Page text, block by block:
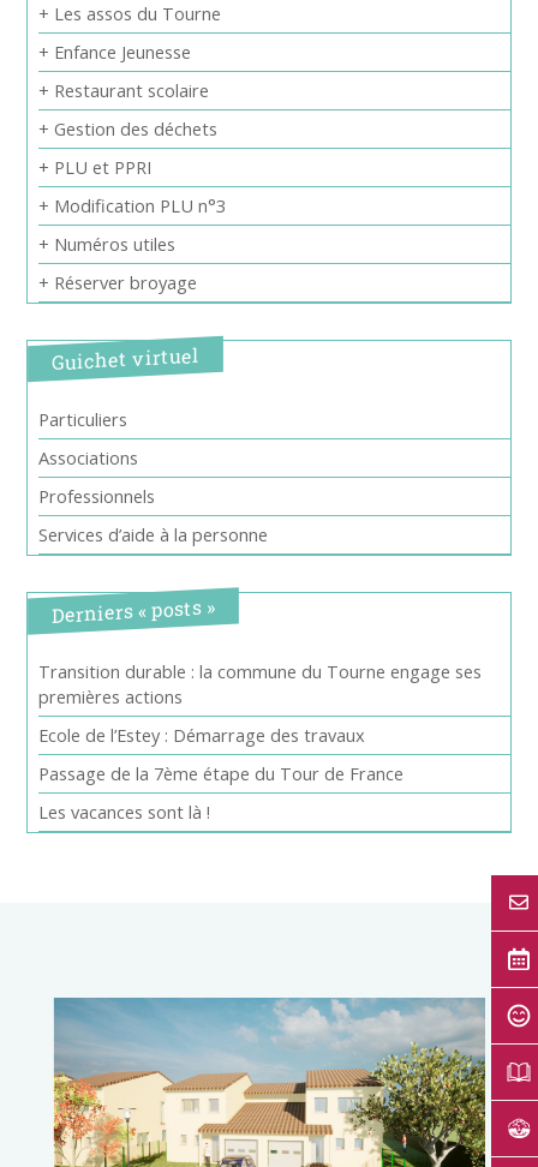
+ Les assos du Tourne
+ Enfance Jeunesse
+ Restaurant scolaire
+ Gestion des déchets
+ PLU et PPRI
+ Modification PLU n°3
+ Numéros utiles
+ Réserver broyage
Guichet virtuel
Particuliers
Associations
Professionnels
Services d’aide à la personne
Derniers « posts »
Transition durable : la commune du Tourne engage ses
premières actions
Ecole de l’Estey : Démarrage des travaux
Passage de la 7ème étape du Tour de France
Les vacances sont là !